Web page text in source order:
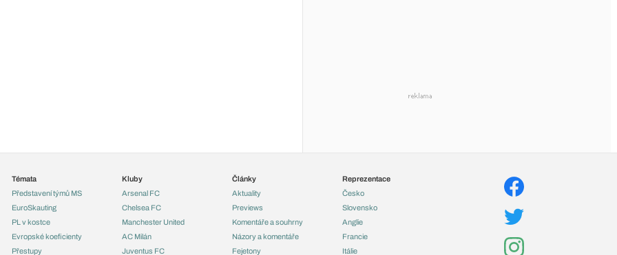
Témata
Představení týmů MS
EuroSkauting
PL v kostce
Evropské koeficienty
Přestupy
Kluby
Arsenal FC
Chelsea FC
Manchester United
AC Milán
Juventus FC
Články
Aktuality
Previews
Komentáře a souhrny
Názory a komentáře
Fejetony
Reprezentace
Česko
Slovensko
Anglie
Francie
Itálie